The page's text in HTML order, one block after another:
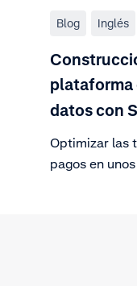
Blog Inglés
plataforma
datos con
Optimizar las
pagos en